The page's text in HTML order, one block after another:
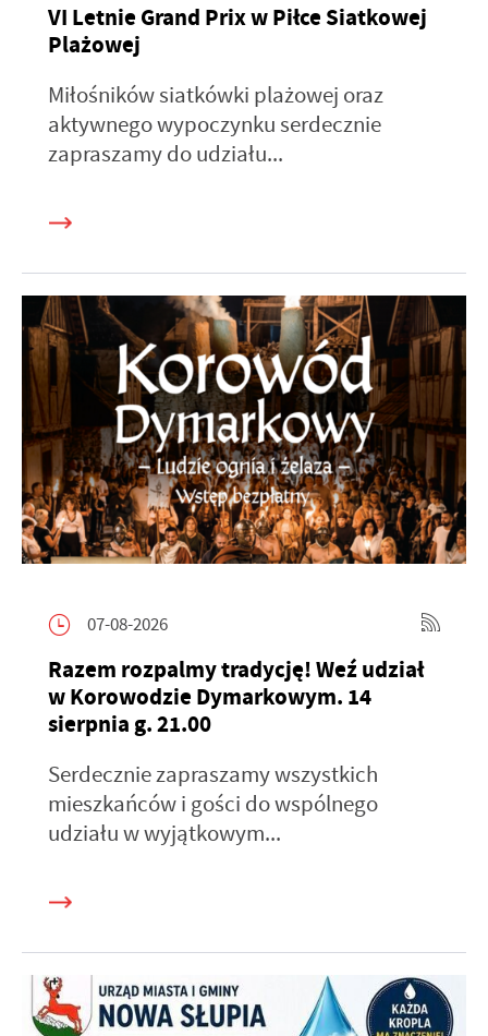
VI Letnie Grand Prix w Piłce Siatkowej
Plażowej
Miłośników siatkówki plażowej oraz
aktywnego wypoczynku serdecznie
zapraszamy do udziału...
07-08-2026
Razem rozpalmy tradycję! Weź udział
w Korowodzie Dymarkowym. 14
sierpnia g. 21.00
Serdecznie zapraszamy wszystkich
mieszkańców i gości do wspólnego
udziału w wyjątkowym...